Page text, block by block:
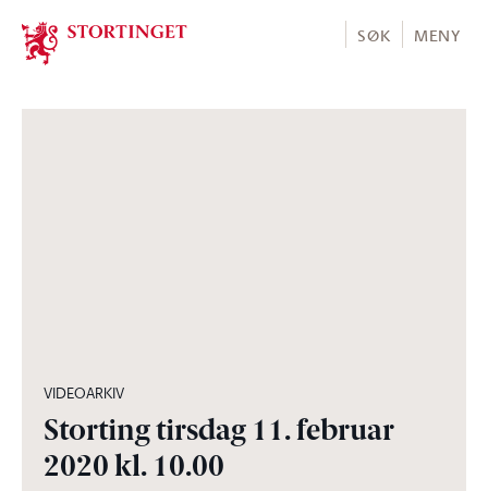
Stortinget.no
SØK MENY
VIDEOARKIV
Storting tirsdag 11. februar
2020 kl. 10.00